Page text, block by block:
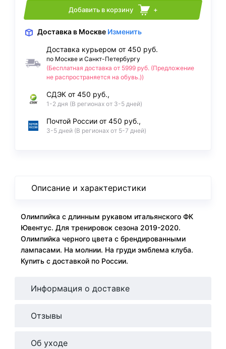
Добавить в корзину +
Доставка в Москве Изменить
Доставка курьером от 450 руб.
по Москве и Санкт-Петербургу
(Бесплатная доставка от 5999 руб. (Предложение
не распространяется на обувь.))
СДЭК от 450 руб.,
1-2 дня (В регионах от 3-5 дней)
Почтой России от 450 руб.,
3-5 дней (В регионах от 5-7 дней)
Описание и характеристики
Олимпийка с длинным рукавом итальянского ФК
Ювентус. Для тренировок сезона 2019-2020.
Олимпийка черного цвета с брендированными
лампасами. На молнии. На груди эмблема клуба.
Купить с доставкой по России.
Информация о доставке
Отзывы
Об уходе